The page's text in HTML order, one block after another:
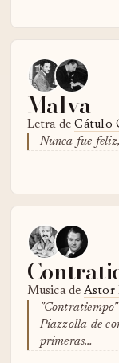
Malva
Letra deCátulo
Nunca fue
Musica de Astor
Piazzolla de
primeras…